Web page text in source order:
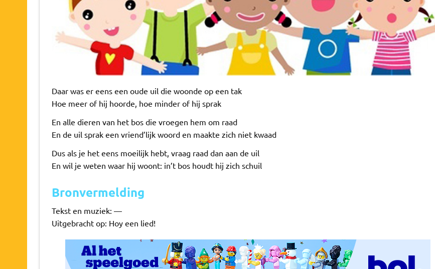
Daar was er eens een oude uil die woonde op een tak
Hoe meer of hij hoorde, hoe minder of hij sprak
En alle dieren van het bos die vroegen hem om raad
En de uil sprak een vriend’lijk woord en maakte zich niet kwaad
Dus als je het eens moeilijk hebt, vraag raad dan aan de uil
En wil je weten waar hij woont: in’t bos houdt hij zich schuil
Bronvermelding
Tekst en muziek: —
Uitgebracht op: Hoy een lied!